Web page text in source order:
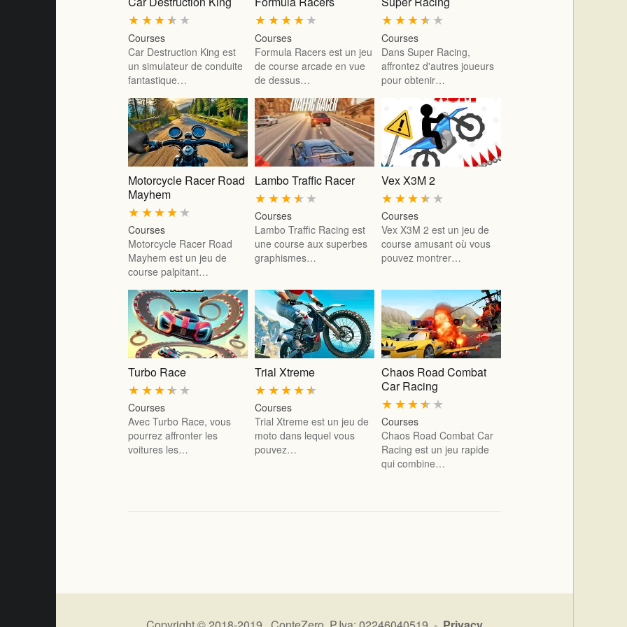
★
★
★
★
★
Courses
Car Destruction King est
un simulateur de conduite
fantastique…
★
★
★
★
★
Courses
Formula Racers est un jeu
de course arcade en vue
de dessus…
★
★
★
★
★
Courses
Dans Super Racing,
affrontez d'autres joueurs
pour obtenir…
Motorcycle Racer Road
Mayhem
★
★
★
★
★
Courses
Motorcycle Racer Road
Mayhem est un jeu de
course palpitant…
Lambo Traffic Racer
★
★
★
★
★
Courses
Lambo Traffic Racing est
une course aux superbes
graphismes…
Vex X3M 2
★
★
★
★
★
Courses
Vex X3M 2 est un jeu de
course amusant où vous
pouvez montrer…
Turbo Race
★
★
★
★
★
Courses
Avec Turbo Race, vous
pourrez affronter les
voitures les…
Trial Xtreme
★
★
★
★
★
Courses
Trial Xtreme est un jeu de
moto dans lequel vous
pouvez…
Chaos Road Combat
Car Racing
★
★
★
★
★
Courses
Chaos Road Combat Car
Racing est un jeu rapide
qui combine…